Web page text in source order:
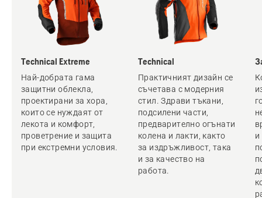
Technical Extreme
Най-добрата гама
защитни облекла,
проектирани за хора,
които се нуждаят от
лекота и комфорт,
проветрение и защита
при екстремни условия.
Technical
Практичният дизайн се
съчетава с модерния
стил. Здрави тъкани,
подсилени части,
предварително огънати
колена и лакти, както
за издръжливост, така
и за качество на
работа.
и